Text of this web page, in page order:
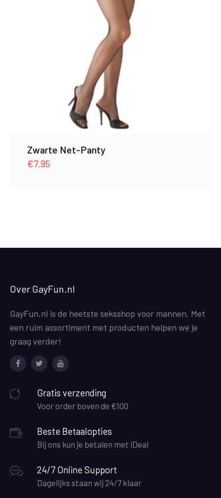
Zwarte Net-Panty
€7.95
Over GayFun.nl
GayFun.nl is de heetste seksshop voor mannen. Met
een ruim assortiment met producten helpen we je
graag verder!
Gratis verzending
Voor order boven de €100
Beste Betaalopties
Bij ons kun je betalen met iDeal
24/7 Online Support
Dagelijks staan wij 24/7 klaar